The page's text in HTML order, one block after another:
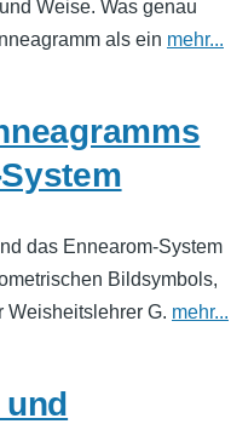
Weise. Was genau
als ein mehr...
das Ennearom-System
Bildsymbols,
Weisheitslehrer G. mehr...